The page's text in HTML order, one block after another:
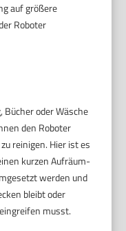
auf größere
Roboter
Bücher oder Wäsche
den Roboter
reinigen. Hier ist es
kurzen Aufräum-
werden und
bleibt oder
musst.